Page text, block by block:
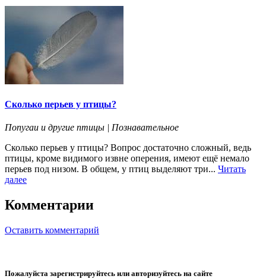
Сколько перьев у птицы?
Попугаи и другие птицы | Познавательное
Сколько перьев у птицы? Вопрос достаточно сложный, ведь
птицы, кроме видимого извне оперения, имеют ещё немало
перьев под низом. В общем, у птиц выделяют три... Читать
далее
Комментарии
Оставить комментарий
Пожалуйста зарегистрируйтесь или авторизуйтесь на сайте